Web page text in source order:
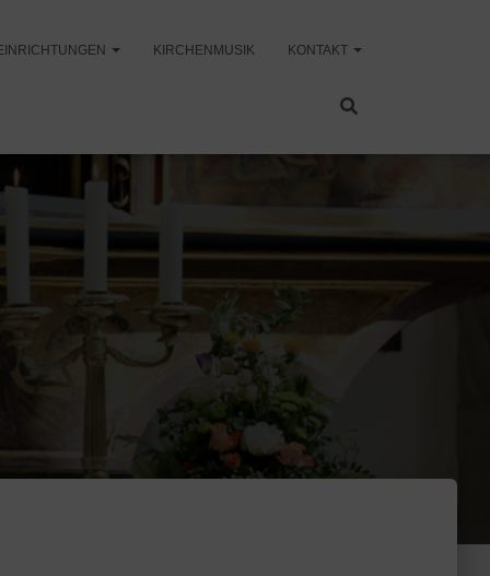
KIRCHENMUSIK KONTAKT